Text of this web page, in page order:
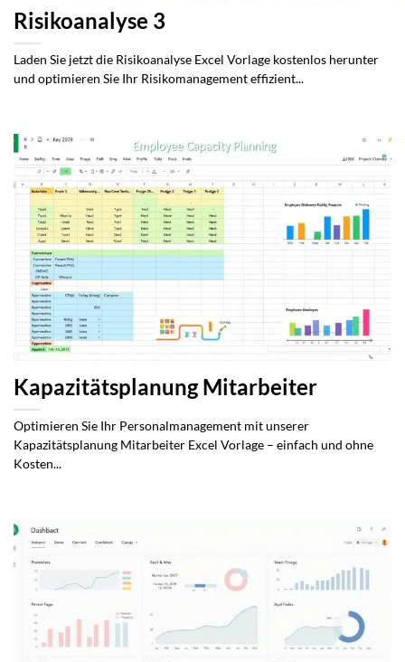
Risikoanalyse 3
Laden Sie jetzt die Risikoanalyse Excel Vorlage kostenlos herunter
und optimieren Sie Ihr Risikomanagement effizient...
Kapazitätsplanung Mitarbeiter
Optimieren Sie Ihr Personalmanagement mit unserer
Kapazitätsplanung Mitarbeiter Excel Vorlage – einfach und ohne
Kosten...